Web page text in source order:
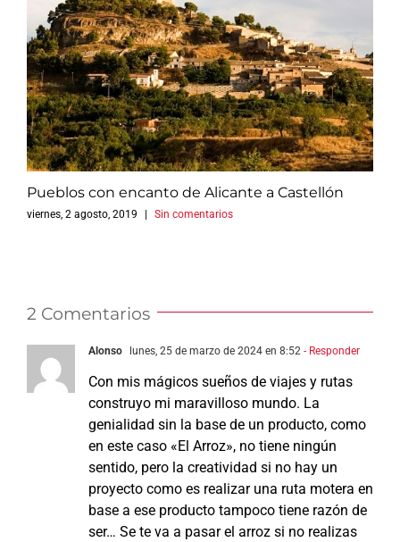
Pueblos con encanto de Alicante a Castellón
viernes, 2 agosto, 2019 Sin comentarios
2 Comentarios
Alonso lunes, 25 de marzo de 2024 en 8:52 - Responder
Con mis mágicos sueños de viajes y rutas
construyo mi maravilloso mundo. La
genialidad sin la base de un producto, como
en este caso «El Arroz», no tiene ningún
sentido, pero la creatividad si no hay un
proyecto como es realizar una ruta motera en
base a ese producto tampoco tiene razón de
ser… Se te va a pasar el arroz si no realizas